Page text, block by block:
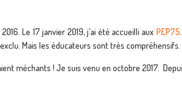
Le 17 janvier 2019, j’ai été accueilli aux PEP75
Mais les éducateurs sont très
méchants ! Je suis venu en octobre 2017.